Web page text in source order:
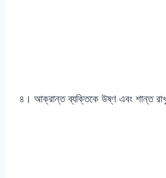
৪। আক্রান্ত ব্যক্তিকে উষ্ণ এবং শান্ত